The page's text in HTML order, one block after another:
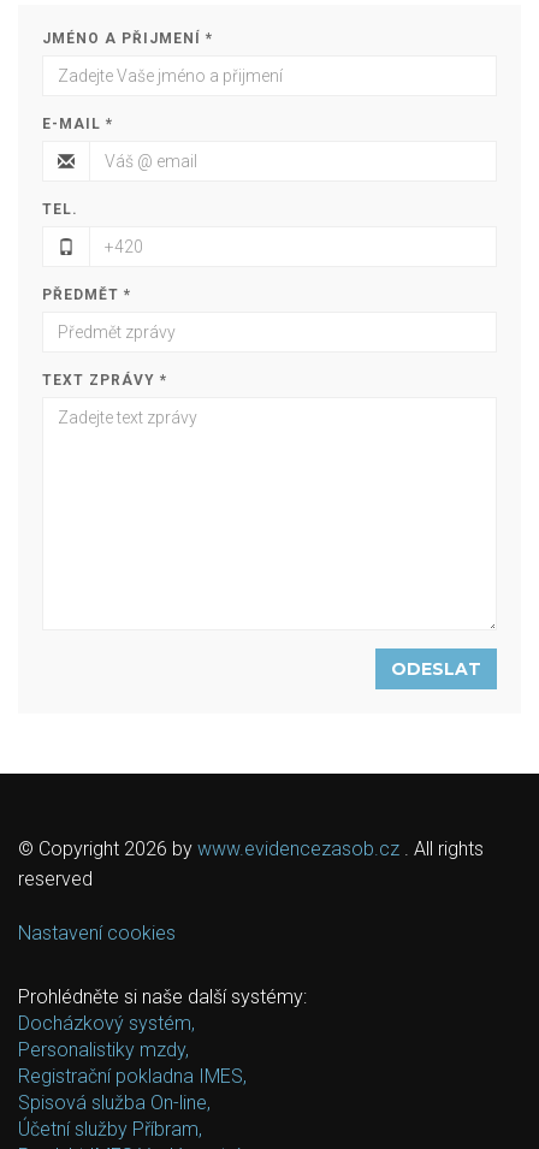
JMÉNO A PŘIJMENÍ *
E-MAIL *
TEL.
PŘEDMĚT *
TEXT ZPRÁVY *
ODESLAT
© Copyright 2026 by www.evidencezasob.cz
. All rights
reserved
Nastavení cookies
Prohlédněte si naše další systémy:
Docházkový systém,
Personalistiky mzdy,
Registrační pokladna IMES,
Spisová služba On-line,
Účetní služby Příbram,